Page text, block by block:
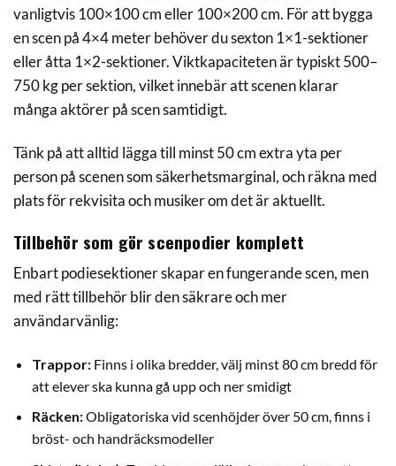
vanligtvis 100×100 cm eller 100×200 cm. För att bygga
en scen på 4×4 meter behöver du sexton 1×1-sektioner
eller åtta 1×2-sektioner. Viktkapaciteten är typiskt 500–
750 kg per sektion, vilket innebär att scenen klarar
många aktörer på scen samtidigt.
Tänk på att alltid lägga till minst 50 cm extra yta per
person på scenen som säkerhetsmarginal, och räkna med
plats för rekvisita och musiker om det är aktuellt.
Tillbehör som gör scenpodier komplett
Enbart podiesektioner skapar en fungerande scen, men
med rätt tillbehör blir den säkrare och mer
användarvänlig:
Trappor:Finns i olika bredder, välj minst 80 cm bredd för
att elever ska kunna gå upp och ner smidigt
Räcken:Obligatoriska vid scenhöjder över 50 cm, finns i
bröst- och handräcksmodeller